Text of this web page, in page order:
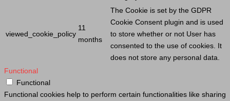
viewed_cookie_policy
11
months
The Cookie is set by the GDPR
Cookie Consent plugin and is used
to store whether or not User has
consented to the use of cookies. It
does not store any personal data.
Functional
Functional
Functional cookies help to perform certain functionalities like sharing